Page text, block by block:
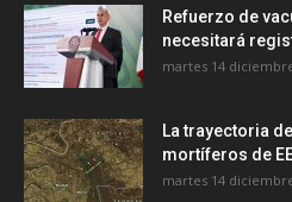
Refuerzo de
necesitará
martes 14
La trayectoria
mortíferos de
martes 14